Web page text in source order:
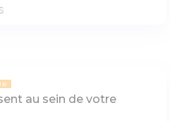
au sein de votre